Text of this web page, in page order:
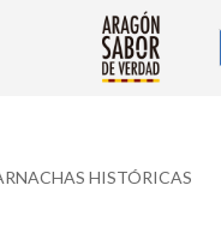
HISTÓRICAS